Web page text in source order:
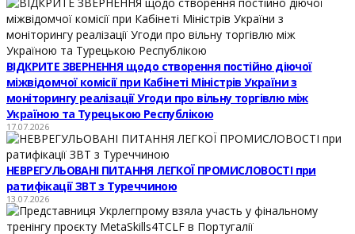
ВІДКРИТЕ ЗВЕРНЕННЯ щодо створення постійно діючої
міжвідомчої комісії при Кабінеті Міністрів України з
моніторингу реалізації Угоди про вільну торгівлю між
Україною та Турецькою Республікою
17.07.2026
НЕВРЕГУЛЬОВАНІ ПИТАННЯ ЛЕГКОЇ ПРОМИСЛОВОСТІ при
ратифікації ЗВТ з Туреччиною
13.07.2026